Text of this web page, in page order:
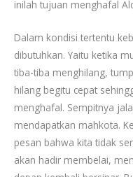
inilah tujuan menghafal
Dalam kondisi tertentu
dibutuhkan. Yaitu ketika
tiba-tiba menghilang,
hilang begitu cepat
menghafal. Sempitnya
mendapatkan mahkota.
pesan bahwa kita tidak
akan hadir membelai,